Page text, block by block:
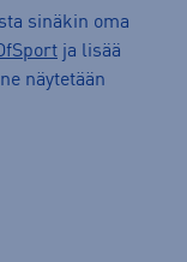
sinäkin oma
ja lisää
näytetään